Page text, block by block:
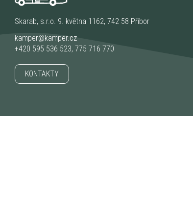
Skarab, s.r.o. 9. května 1162, 742 58 Příbor
kamper@kamper.cz
+420 595 536 523, 775 716 770
KONTAKTY